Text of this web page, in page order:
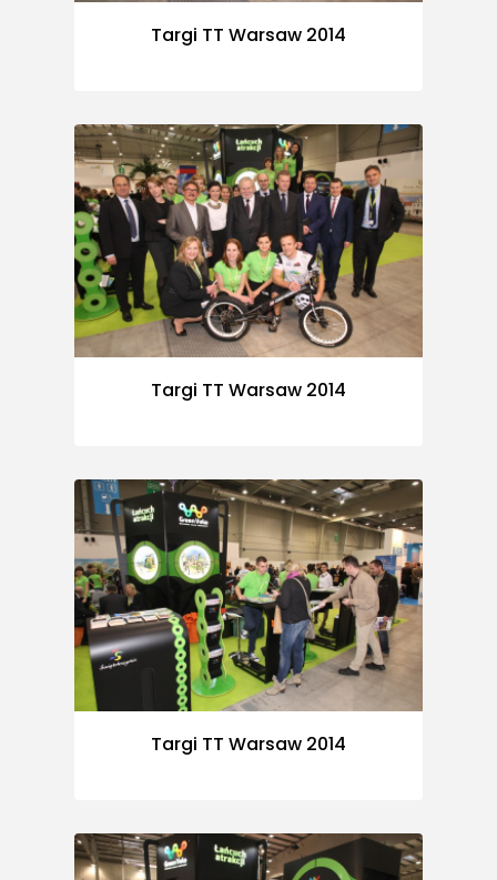
Targi TT Warsaw 2014
Targi TT Warsaw 2014
Targi TT Warsaw 2014